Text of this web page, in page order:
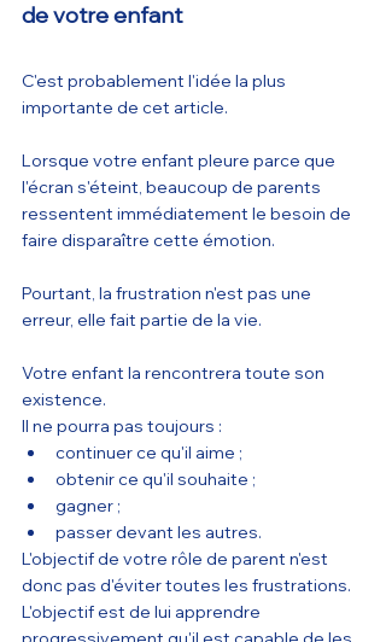
de votre enfant
C'est probablement l'idée la plus
importante de cet article.
Lorsque votre enfant pleure parce que
l'écran s'éteint, beaucoup de parents
ressentent immédiatement le besoin de
faire disparaître cette émotion.
Pourtant, la frustration n'est pas une
erreur, elle fait partie de la vie.
Votre enfant la rencontrera toute son
existence.
Il ne pourra pas toujours :
continuer ce qu'il aime ;
obtenir ce qu'il souhaite ;
gagner ;
passer devant les autres.
L'objectif de votre rôle de parent n'est
donc pas d'éviter toutes les frustrations.
L'objectif est de lui apprendre